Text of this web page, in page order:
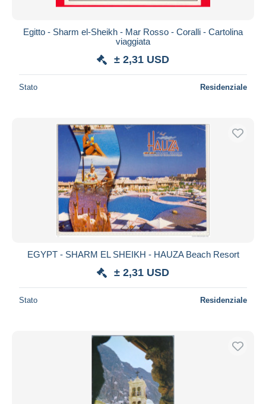
Egitto - Sharm el-Sheikh - Mar Rosso - Coralli - Cartolina
viaggiata
± 2,31 USD
Stato Residenziale
EGYPT - SHARM EL SHEIKH - HAUZA Beach Resort
± 2,31 USD
Stato Residenziale